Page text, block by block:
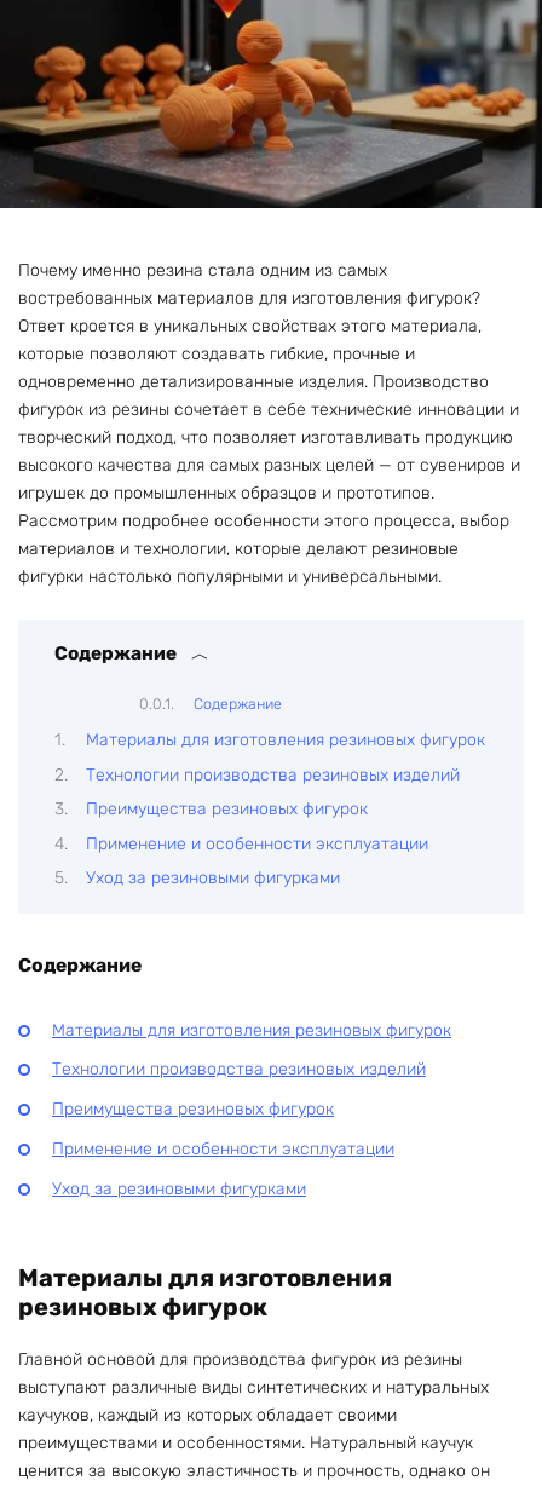
Почему именно резина стала одним из самых
востребованных материалов для изготовления фигурок?
Ответ кроется в уникальных свойствах этого материала,
которые позволяют создавать гибкие, прочные и
одновременно детализированные изделия. Производство
фигурок из резины сочетает в себе технические инновации и
творческий подход, что позволяет изготавливать продукцию
высокого качества для самых разных целей — от сувениров и
игрушек до промышленных образцов и прототипов.
Рассмотрим подробнее особенности этого процесса, выбор
материалов и технологии, которые делают резиновые
фигурки настолько популярными и универсальными.
Содержание
Содержание
Материалы для изготовления резиновых фигурок
Технологии производства резиновых изделий
Преимущества резиновых фигурок
Применение и особенности эксплуатации
Уход за резиновыми фигурками
Содержание
Материалы для изготовления резиновых фигурок
Технологии производства резиновых изделий
Преимущества резиновых фигурок
Применение и особенности эксплуатации
Уход за резиновыми фигурками
Материалы для изготовления
резиновых фигурок
Главной основой для производства фигурок из резины
выступают различные виды синтетических и натуральных
каучуков, каждый из которых обладает своими
преимуществами и особенностями. Натуральный каучук
ценится за высокую эластичность и прочность, однако он